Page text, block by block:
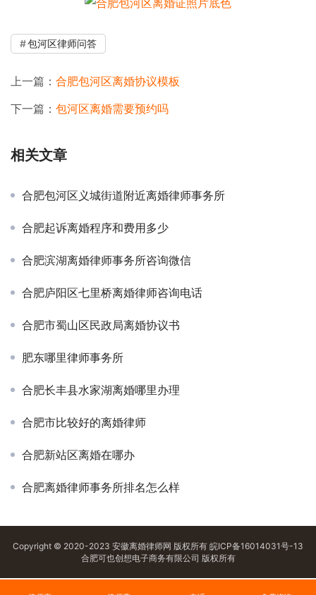
包河区律师问答
上一篇： 合肥包河区离婚协议模板
下一篇： 包河区离婚需要预约吗
相关文章
合肥包河区义城街道附近离婚律师事务所
合肥起诉离婚程序和费用多少
合肥滨湖离婚律师事务所咨询微信
合肥庐阳区七里桥离婚律师咨询电话
合肥市蜀山区民政局离婚协议书
肥东哪里律师事务所
合肥长丰县水家湖离婚哪里办理
合肥市比较好的离婚律师
合肥新站区离婚在哪办
合肥离婚律师事务所排名怎么样
Copyright © 2020-2023 安徽离婚律师网 版权所有 皖ICP备16014031号-13
合肥可也创想电子商务有限公司 版权所有